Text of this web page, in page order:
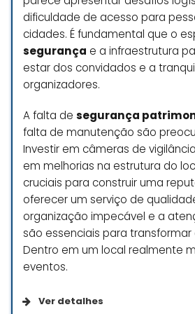
estrutura, achei
qdo entra, não
está o salão,
de curiosidade ( a
pode arrasar na
esquerdo e a
lado direito o
Ahhhh… ao lado
tem uma sala ao
como camarim…
Tem lustres
gosta, nessa
Ao final da
queiram fazer
dificuldade de acesso para
cidades. É fundamental que o
segurança e a infraestrutura
estar dos convidados e a
organizadores.
A falta de segurança
falta de manutenção são
Investir em câmeras de
em melhorias na estrutura do
cruciais para construir uma
oferecer um serviço de
organização impecável e a
são essenciais para transformar
Dentro em um local realmente
eventos.
Ver detalhes